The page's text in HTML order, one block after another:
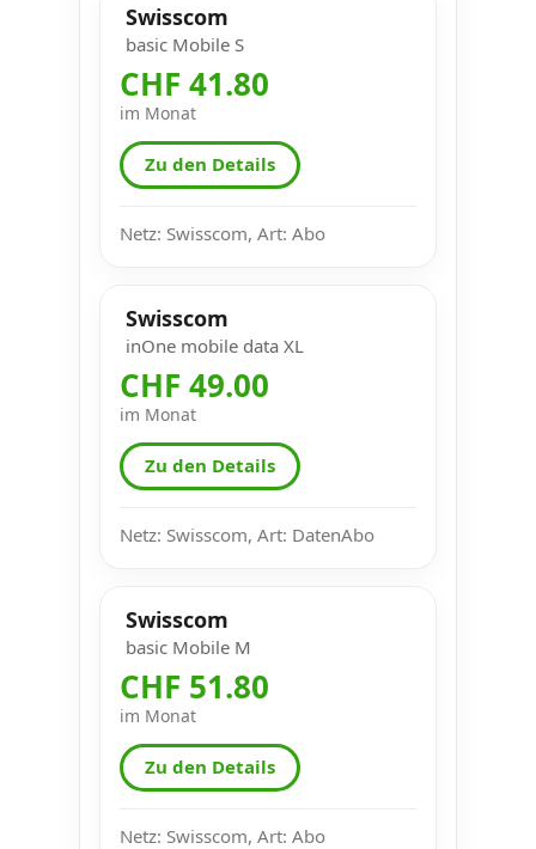
Swisscom
basic Mobile S
CHF 41.80
im Monat
Zu den Details
Netz: Swisscom, Art: Abo
Swisscom
inOne mobile data XL
CHF 49.00
im Monat
Zu den Details
Netz: Swisscom, Art: DatenAbo
Swisscom
basic Mobile M
CHF 51.80
im Monat
Zu den Details
Netz: Swisscom, Art: Abo